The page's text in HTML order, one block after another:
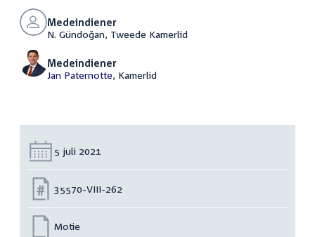
Medeindiener
N. Gündoğan, Tweede Kamerlid
Medeindiener
Jan Paternotte, Kamerlid
Datum:
5 juli 2021
Nummer:
35570-VIII-262
Motie